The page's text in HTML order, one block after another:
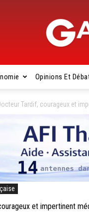
Opinions Et
Docteur Tardif, courageux et
et impertinent